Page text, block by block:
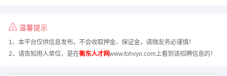
温馨提示
1、本平台仅供信息发布，不会收取押金、保证金，请微友务必谨慎！
2、请告知用人单位，是在衡东人才网www.fohvyo.com上看到该招聘信息的！